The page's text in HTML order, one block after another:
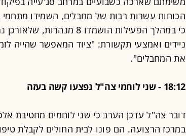
הכוחות עשרות רבות של מחבלים, השמידו מתחמי
כי במהלך הפעילות הושמדו 8
ניידים ואמצעי תקשורת: "ציוד המאפשר שהייה
את המחבלים".
18:12 - שני לוחמי צה"ל נפצעו קשה בעזה
במרכז הרצועה. הם פונו לבית החולים לקבלת